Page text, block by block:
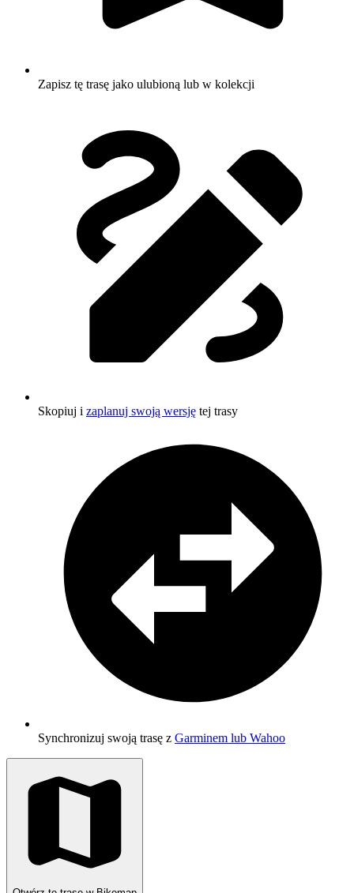
Zapisz tę trasę jako ulubioną lub w kolekcji
Skopiuj i zaplanuj swoją wersję tej trasy
Synchronizuj swoją trasę z Garminem lub Wahoo